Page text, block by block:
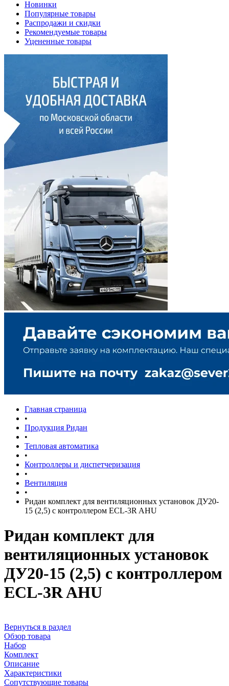
Новинки
Популярные товары
Распродажи и скидки
Рекомендуемые товары
Уцененные товары
Главная страница
•
Продукция Ридан
•
Тепловая автоматика
•
Контроллеры и диспетчеризация
•
Вентиляция
•
Ридан комплект для вентиляционных установок ДУ20-
15 (2,5) с контроллером ECL-3R AHU
Ридан комплект для
вентиляционных установок
ДУ20-15 (2,5) с контроллером
ECL-3R AHU
Вернуться в раздел
Обзор товара
Набор
Комплект
Описание
Характеристики
Сопутствующие товары